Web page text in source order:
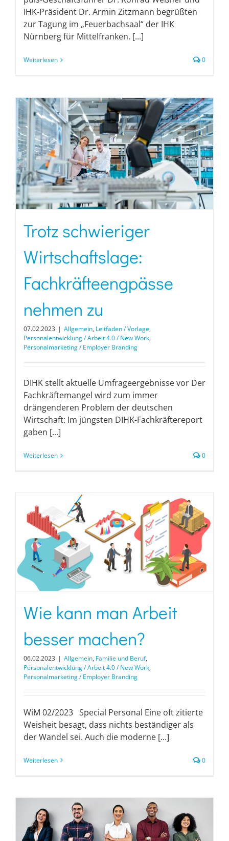
IHK-Präsident Dr. Armin Zitzmann begrüßten
zur Tagung im „Feuerbachsaal“ der IHK
Nürnberg für Mittelfranken. [...]
Weiterlesen 0
Trotz schwieriger
Wirtschaftslage:
Fachkräfteengpässe
nehmen zu
07.02.2023 | Allgemein, Leitfaden / Vorlage,
Personalentwicklung / Arbeit 4.0 / New Work,
Personalmarketing / Employer Branding
DIHK stellt aktuelle Umfrageergebnisse vor Der
Fachkräftemangel wird zum immer
drängenderen Problem der deutschen
Wirtschaft: Im jüngsten DIHK-Fachkräftereport
gaben [...]
Weiterlesen 0
Wie kann man Arbeit
besser machen?
06.02.2023 | Allgemein, Familie und Beruf,
Personalentwicklung / Arbeit 4.0 / New Work,
Personalmarketing / Employer Branding
WiM 02/2023 Special Personal Eine oft zitierte
Weisheit besagt, dass nichts beständiger als
der Wandel sei. Auch die moderne [...]
Weiterlesen 0